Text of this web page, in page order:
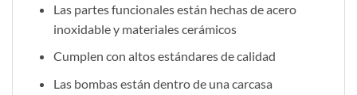
Las partes funcionales están hechas de acero
inoxidable y materiales cerámicos
Cumplen con altos estándares de calidad
Las bombas están dentro de una carcasa